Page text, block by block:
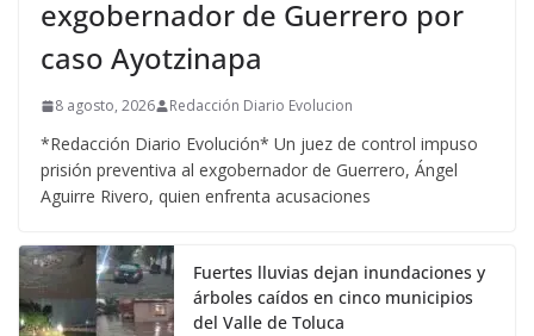
exgobernador de Guerrero por
caso Ayotzinapa
8 agosto, 2026 Redacción Diario Evolucion
*Redacción Diario Evolución* Un juez de control impuso
prisión preventiva al exgobernador de Guerrero, Ángel
Aguirre Rivero, quien enfrenta acusaciones
Fuertes lluvias dejan inundaciones y
árboles caídos en cinco municipios
del Valle de Toluca